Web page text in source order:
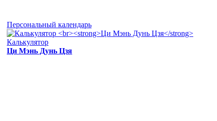
Персональный календарь
Калькулятор
Ци Мэнь Дунь Цзя